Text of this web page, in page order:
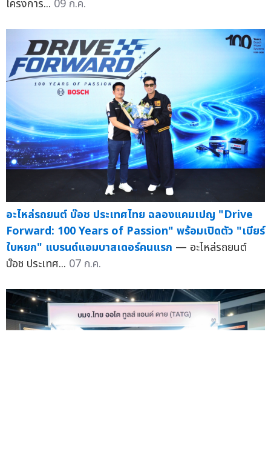
โครงการ... 09 ก.ค.
อะไหล่รถยนต์ บ๊อช ประเทศไทย ฉลองแคมเปญ "Drive
Forward: 100 Years of Passion" พร้อมเปิดตัว "เบียร์
ใบหยก" แบรนด์แอมบาสเดอร์คนแรก — อะไหล่รถยนต์
บ๊อช ประเทศ... 07 ก.ค.